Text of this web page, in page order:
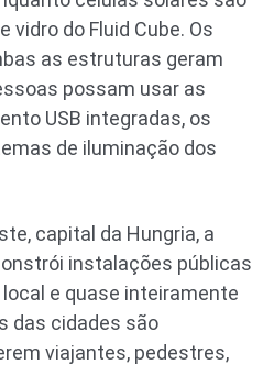
do Fluid Cube. Os
as estruturas geram
possam usar as
USB integradas, os
de iluminação dos
capital da Hungria, a
instalações públicas
e quase inteiramente
das cidades são
viajantes, pedestres,